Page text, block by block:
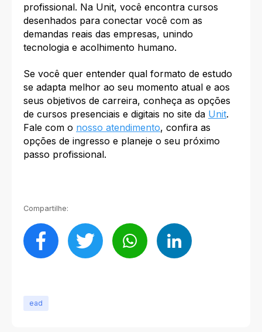
profissional. Na Unit, você encontra cursos
desenhados para conectar você com as
demandas reais das empresas, unindo
tecnologia e acolhimento humano.
Se você quer entender qual formato de estudo
se adapta melhor ao seu momento atual e aos
seus objetivos de carreira, conheça as opções
de cursos presenciais e digitais no site da Unit.
Fale com o nosso atendimento, confira as
opções de ingresso e planeje o seu próximo
passo profissional.
Compartilhe:
ead